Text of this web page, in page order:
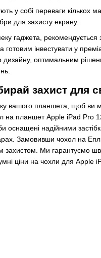
у собі переваги
для захисту екрану.
гаджета,
готовим інвестувати у
дизайну, оптимальним
захист для
вашого планшета, щоб ви
планшет Apple iPad Pro
оснащені надійними
Замовивши чохол на
захистом. Ми гарантуємо
ціни на чохли для